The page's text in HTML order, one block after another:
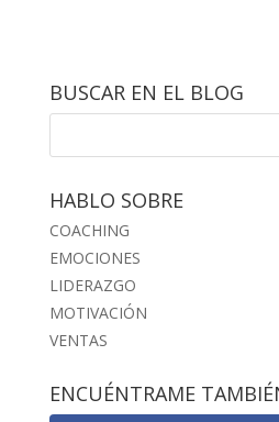
BUSCAR EN EL BLOG
HABLO SOBRE
COACHING
EMOCIONES
LIDERAZGO
MOTIVACIÓN
VENTAS
ENCUÉNTRAME